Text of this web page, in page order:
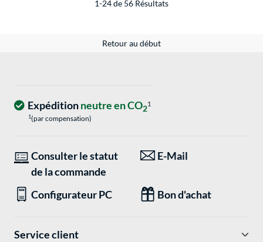
1-24 de 56 Résultats
Retour au début
Expéditionneutre en CO21
1(par compensation)
Consulter le statut
de la commande
E-Mail
Configurateur PC Bon d'achat
Service client